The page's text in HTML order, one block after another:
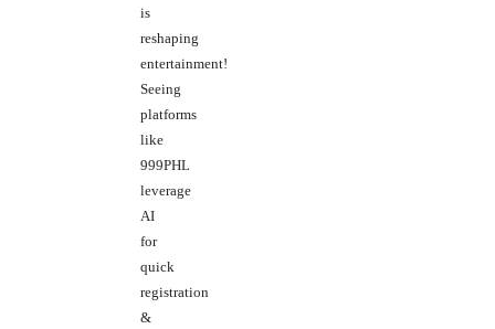
is
reshaping
entertainment!
Seeing
platforms
like
999PHL
leverage
AI
for
quick
registration
&